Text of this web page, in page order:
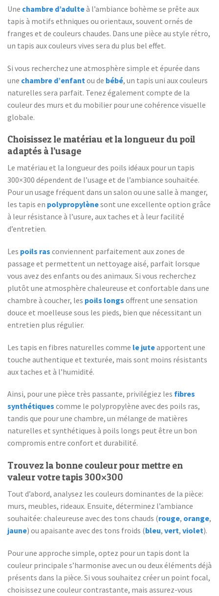
Une chambre d’adulteà l’ambiance bohème se prête aux
tapis à motifs ethniques ou orientaux, souvent ornés de
franges et de couleurs chaudes. Dans une pièce au style rétro,
un tapis aux couleurs vives sera du plus bel effet.
Si vous recherchez une atmosphère simple et épurée dans
une chambre d’enfant ou de bébé, un tapis uni aux couleurs
naturelles sera parfait. Tenez également compte de la
couleur des murs et du mobilier pour une cohérence visuelle
globale.
Choisissez le matériau et la longueur du poil
adaptés à l’usage
Le matériau et la longueur des poils idéaux pour un tapis
300×300 dépendent de l’usage et de l’ambiance souhaitée.
Pour un usage fréquent dans un salon ou une salle à manger,
les tapis en polypropylènesont une excellente option grâce
à leur résistance à l’usure, aux taches et à leur facilité
d’entretien.
Les poils ras conviennent parfaitement aux zones de
passage et permettent un nettoyage aisé, parfait lorsque
vous avez des enfants ou des animaux. Si vous recherchez
plutôt une atmosphère chaleureuse et confortable dans une
chambre à coucher, les poils longs offrent une sensation
douce et moelleuse sous les pieds, bien que nécessitant un
entretien plus régulier.
Les tapis en fibres naturelles comme le juteapportent une
touche authentique et texturée, mais sont moins résistants
aux taches et à l’humidité.
Ainsi, pour une pièce très passante, privilégiez les fibres
synthétiques comme le polypropylène avec des poils ras,
tandis que pour une chambre, un mélange de matières
naturelles et synthétiques à poils longs peut être un bon
compromis entre confort et durabilité.
Trouvez la bonne couleur pour mettre en
valeur votre tapis 300×300
Tout d’abord, analysez les couleurs dominantes de la pièce:
murs, meubles, rideaux. Ensuite, déterminez l’ambiance
souhaitée: chaleureuse avec des tons chauds (rouge, orange,
jaune) ou apaisante avec des tons froids (bleu, vert, violet).
Pour une approche simple, optez pour un tapis dont la
couleur principale s’harmonise avec un ou deux éléments déjà
présents dans la pièce. Si vous souhaitez créer un point focal,
choisissez une couleur contrastante, mais assurez-vous